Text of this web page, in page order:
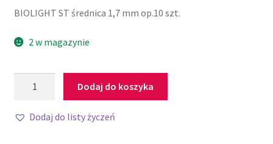
BIOLIGHT ST średnica 1,7 mm op.10 szt.
2 w magazynie
Dodaj do koszyka
Dodaj do listy życzeń